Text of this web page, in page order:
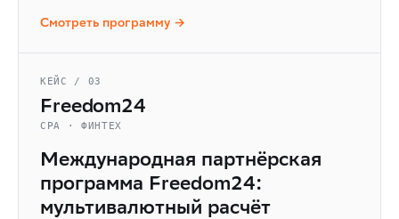
Смотреть программу →
КЕЙС / 03
Freedom24
CPA · ФИНТЕХ
Международная партнёрская
программа Freedom24:
мультивалютный расчёт